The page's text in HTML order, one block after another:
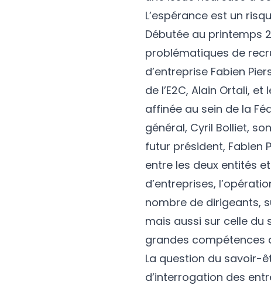
L’espérance est un
Débutée au printemps
problématiques de
d’entreprise Fabien
de l’E2C, Alain Ortali,
affinée au sein de la
général, Cyril Bolliet,
futur président, Fabien
entre les deux entités
d’entreprises,
nombre de dirigeants,
mais aussi sur celle du
grandes compétences
La question du savoir-
d’interrogation des